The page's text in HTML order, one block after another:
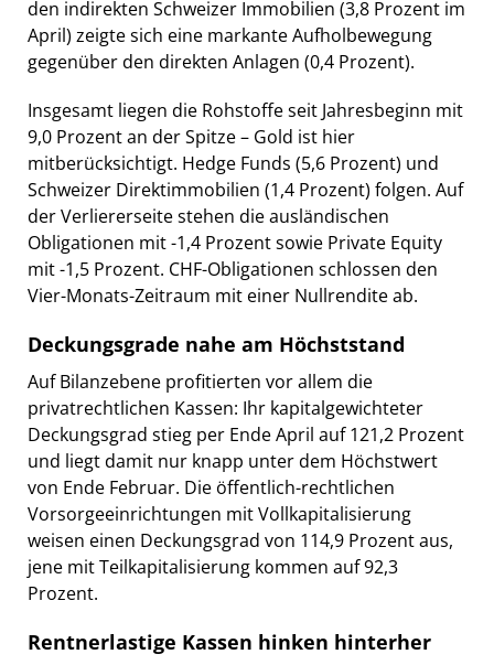
den indirekten Schweizer Immobilien (3,8 Prozent im
April) zeigte sich eine markante Aufholbewegung
gegenüber den direkten Anlagen (0,4 Prozent).
Insgesamt liegen die Rohstoffe seit Jahresbeginn mit
9,0 Prozent an der Spitze – Gold ist hier
mitberücksichtigt. Hedge Funds (5,6 Prozent) und
Schweizer Direktimmobilien (1,4 Prozent) folgen. Auf
der Verliererseite stehen die ausländischen
Obligationen mit -1,4 Prozent sowie Private Equity
mit -1,5 Prozent. CHF-Obligationen schlossen den
Vier-Monats-Zeitraum mit einer Nullrendite ab.
Deckungsgrade nahe am Höchststand
Auf Bilanzebene profitierten vor allem die
privatrechtlichen Kassen: Ihr kapitalgewichteter
Deckungsgrad stieg per Ende April auf 121,2 Prozent
und liegt damit nur knapp unter dem Höchstwert
von Ende Februar. Die öffentlich-rechtlichen
Vorsorgeeinrichtungen mit Vollkapitalisierung
weisen einen Deckungsgrad von 114,9 Prozent aus,
jene mit Teilkapitalisierung kommen auf 92,3
Prozent.
Rentnerlastige Kassen hinken hinterher